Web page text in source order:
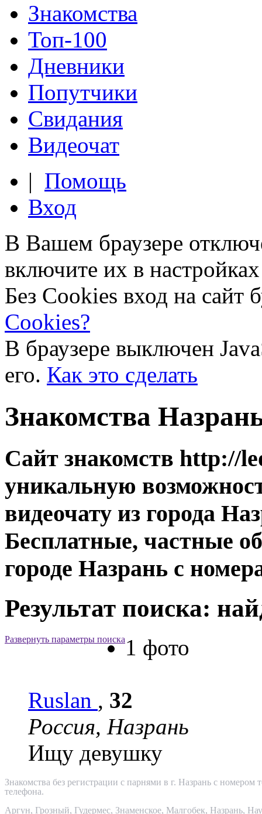
Знакомства
Топ-100
Дневники
Попутчики
Свидания
Видеочат
| Помощь
Вход
В Вашем браузере
включите их в
Без Cookies вход на сайт
Cookies?
В браузере выключен
его. Как это сделать
Знакомства
Сайт знакомств http://
уникальную
видеочату из города
Бесплатные, частные
городе Назрань с
Результат поиска:
Развернуть параметры поиска 1 фото
Ruslan , 32
Россия, Назрань
Ищу девушку
Знакомства без регистрации с парнями в г. Назрань с номером
телефона.
Аргун, Грозный, Гудермес, Знаменское, Малгобек, Назрань,